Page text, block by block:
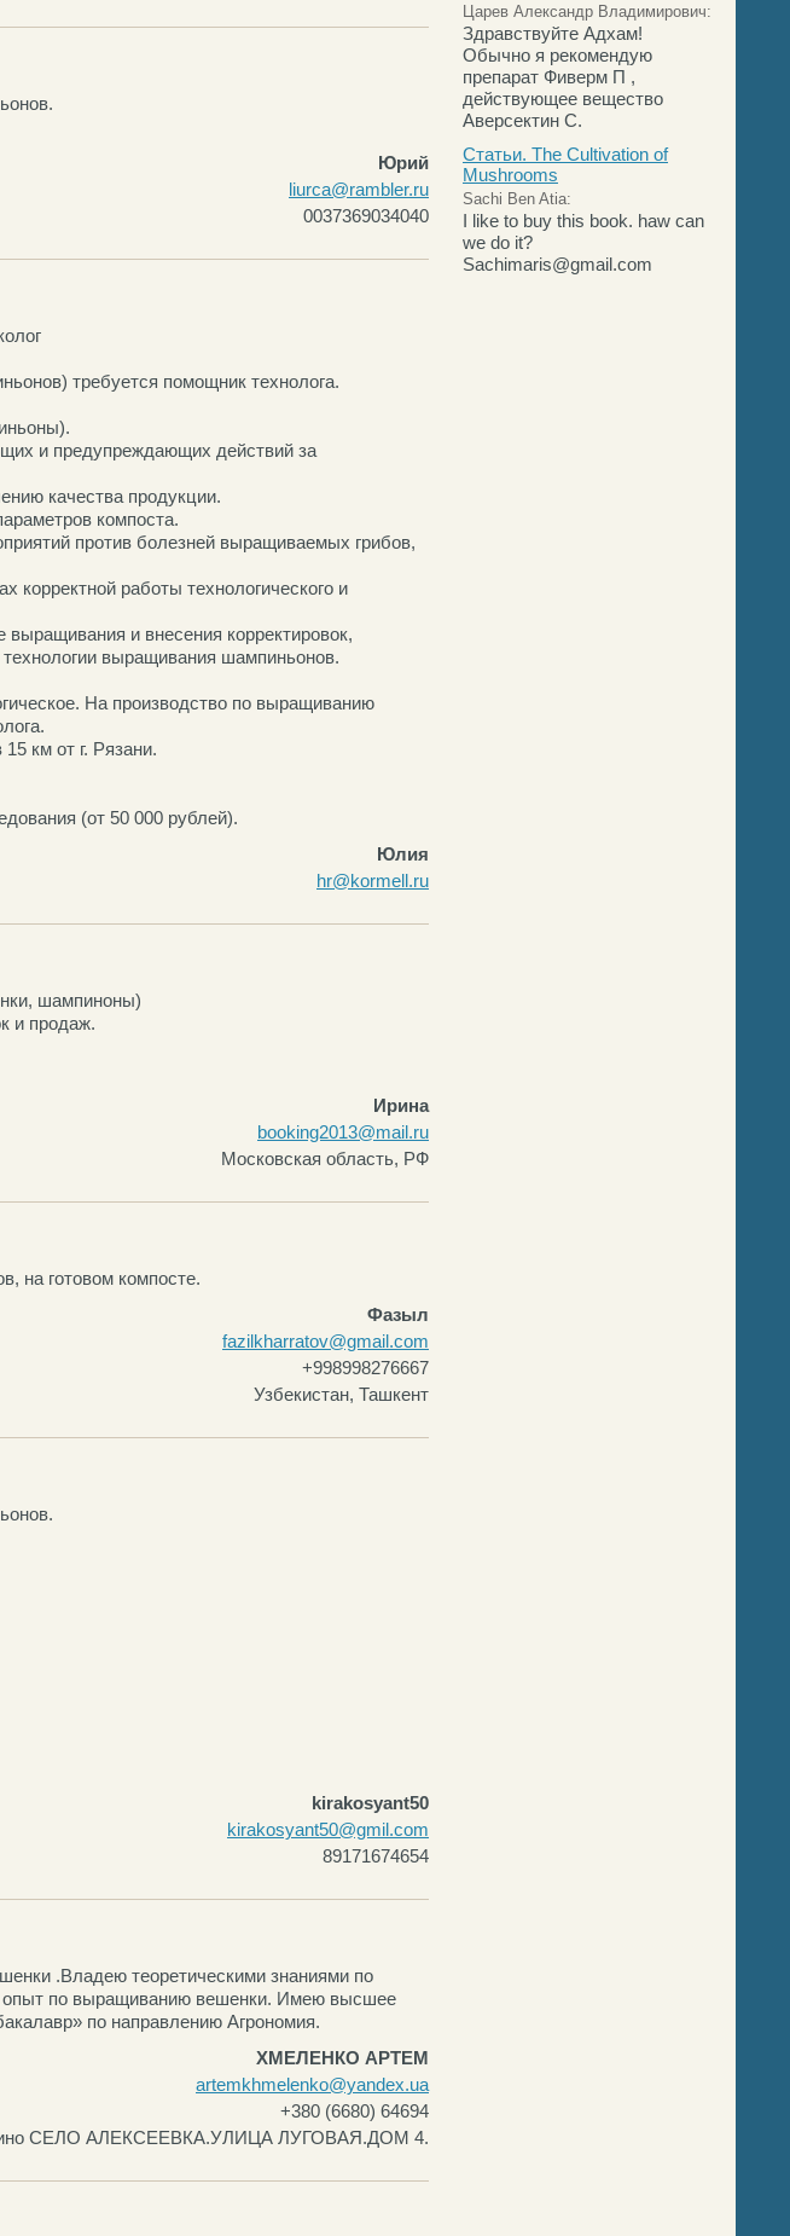
Юрий
liurca@rambler.ru
0037369034040
требуется помощник технолога.
и предупреждающих действий за
качества продукции.
компоста.
против болезней выращиваемых грибов,
корректной работы технологического и
и внесения корректировок,
выращивания шампиньонов.
На производство по выращиванию
км от г. Рязани.
(от 50 000 рублей).
Юлия
hr@kormell.ru
шампиноны)
и продаж.
Ирина
booking2013@mail.ru
Московская область, РФ
на готовом компосте.
Фазыл
fazilkharratov@gmail.com
+998998276667
Узбекистан, Ташкент
kirakosyant50
kirakosyant50@gmil.com
89171674654
.Владею теоретическими знаниями по
опыт по выращиванию вешенки. Имею высшее
по направлению Агрономия.
ХМЕЛЕНКО АРТЕМ
artemkhmelenko@yandex.ua
+380 (6680) 64694
СЕЛО АЛЕКСЕЕВКА.УЛИЦА ЛУГОВАЯ.ДОМ 4.
Царев Александр Владимирович:
Здравствуйте Адхам!
Обычно я рекомендую
препарат Фиверм П ,
действующее вещество
Аверсектин С.
Статьи. The Cultivation of
Mushrooms
Sachi Ben Atia:
I like to buy this book. haw can
we do it?
Sachimaris@gmail.com